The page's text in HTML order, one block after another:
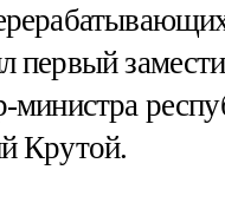
первый
министра
Крутой.